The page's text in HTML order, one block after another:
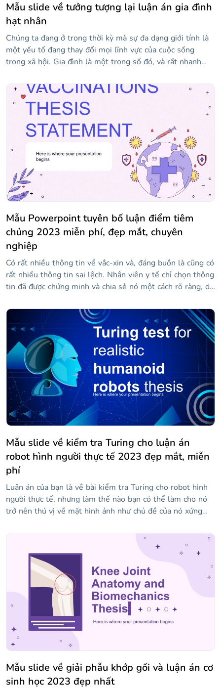
Mẫu slide về tưởng tượng lại luận án gia đình
hạt nhân
Chúng ta đang ở trong thời kỳ mà sự đa dạng giới tính là
một yếu tố đang thay đổi mọi lĩnh vực của cuộc sống
trong xã hội. Gia đình là một trong số đó, và rất nhanh
đang trở thành quá khứ. Bảo vệ luận điểm của bạn với
mẫu hấp dẫn này mà chúng tôi đã tạo cho bạn, với các tài
nguyên như đồ họa, biểu tượng và hình ảnh sẽ giúp bạn
tranh luận ý tưởng của mình một cách tốt nhất. Tải xuống
và cá nhân hóa nó với dữ liệu của bạn. Chúc may mắn!
Mẫu Powerpoint tuyên bố luận điểm tiêm
chủng 2023 miễn phí, đẹp mắt, chuyên
nghiệp
Có rất nhiều thông tin về vắc-xin và, đáng buồn là cũng có
rất nhiều thông tin sai lệch. Nhân viên y tế chỉ chọn thông
tin đã được chứng minh và chia sẻ nó một cách rõ ràng, dễ
thấy an toàn và cởi mở hơn để tiêm phòng. Một bài thuyết
trình có thể là cách hoàn hảo để nói về nó, vì việc cung
cấp thông tin trực quan, cũng như tài liệu tham khảo và dữ
liệu y tế sẽ khiến mọi người nghe cảm thấy tin tưởng vào
người nói. Nếu bạn muốn tạo cho bài thuyết trình một nét
sáng tạo, bạn có thể dựa vào mẫu sáng tạo này cho các
vấn đề y tế!
Mẫu slide về kiểm tra Turing cho luận án
robot hình người thực tế 2023 đẹp mắt, miễn
phí
Luận án của bạn là về bài kiểm tra Turing cho robot hình
người thực tế, nhưng làm thế nào bạn có thể làm cho nó
trở nên thú vị về mặt hình ảnh như chủ đề của nó xứng
mọi thứ, từ vi mạch đến robot, thiết kế của nó trong các
sắc thái của màu xanh lam trông hiện đại và phong cách.
Chỉ cần tùy chỉnh các slide phù hợp nhất với nhu cầu của
bạn và bạn sẽ có một bài thuyết trình khiến khán giả
choáng váng và ngạc nhiên.
Mẫu slide về giải phẫu khớp gối và luận án cơ
sinh học 2023 đẹp nhất